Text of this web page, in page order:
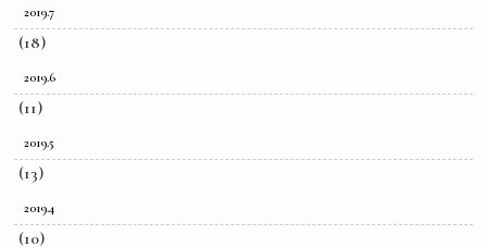
2019.7
(18)
2019.6
(11)
2019.5
(13)
2019.4
(10)